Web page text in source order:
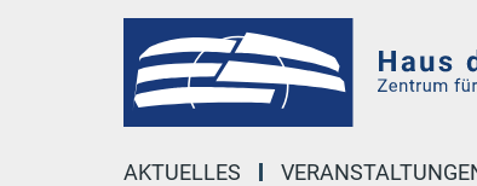
AKTUELLES